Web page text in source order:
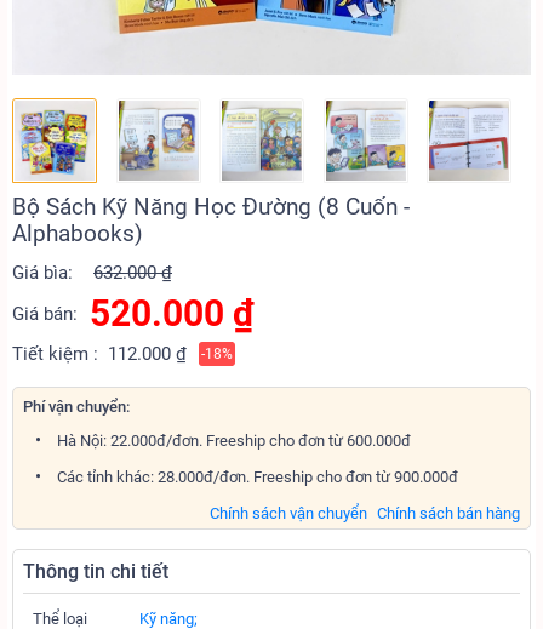
Bộ Sách Kỹ Năng Học Đường (8 Cuốn -
Alphabooks)
Giá bìa:
632.000 ₫
Giá bán:
520.000 ₫
Tiết kiệm : 112.000 ₫ -18%
Phí vận chuyển:
Hà Nội: 22.000đ/đơn. Freeship cho đơn từ 600.000đ
Các tỉnh khác: 28.000đ/đơn. Freeship cho đơn từ 900.000đ
Chính sách bán hàng
Chính sách vận chuyển
Thông tin chi tiết
Thể loại
Kỹ năng;